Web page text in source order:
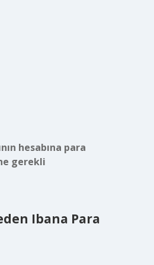
hesabına para
gerekli
Ibana Para